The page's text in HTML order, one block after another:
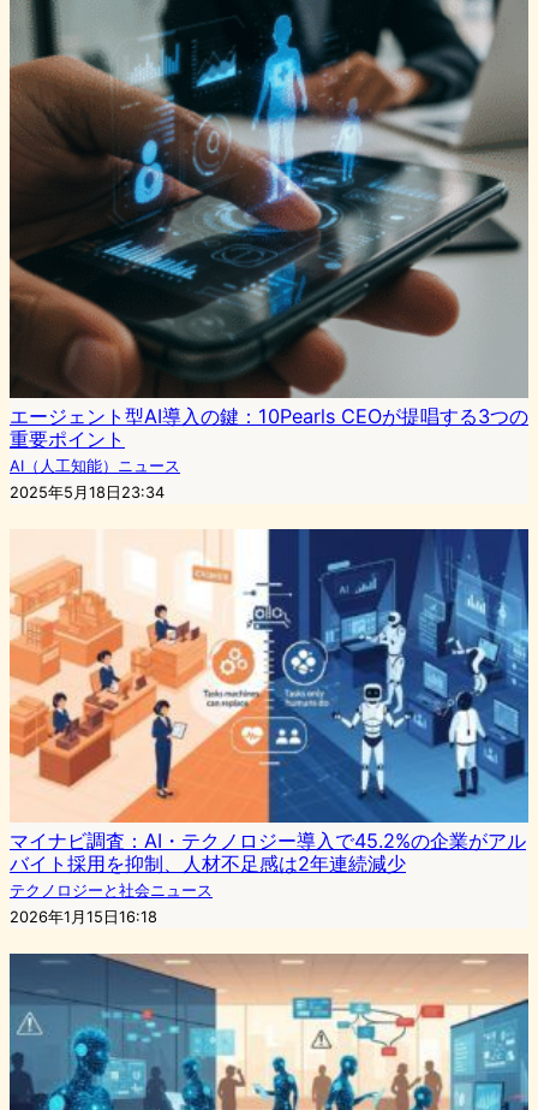
エージェント型AI導入の鍵：10Pearls CEOが提唱する3つの
重要ポイント
AI（人工知能）ニュース
2025年5月18日23:34
マイナビ調査：AI・テクノロジー導入で45.2%の企業がアル
バイト採用を抑制、人材不足感は2年連続減少
テクノロジーと社会ニュース
2026年1月15日16:18